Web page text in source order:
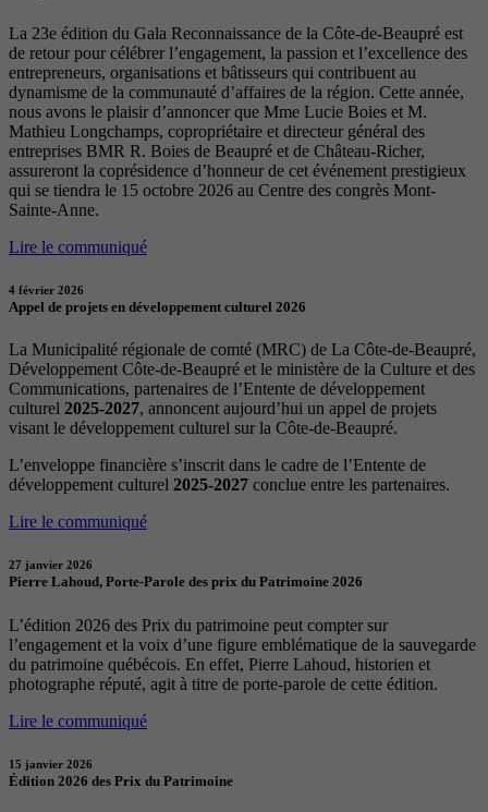
La 23e édition du Gala Reconnaissance de la Côte-de-Beaupré est
de retour pour célébrer l’engagement, la passion et l’excellence des
entrepreneurs, organisations et bâtisseurs qui contribuent au
dynamisme de la communauté d’affaires de la région. Cette année,
nous avons le plaisir d’annoncer que Mme Lucie Boies et M.
Mathieu Longchamps, copropriétaire et directeur général des
entreprises BMR R. Boies de Beaupré et de Château-Richer,
assureront la coprésidence d’honneur de cet événement prestigieux
qui se tiendra le 15 octobre 2026 au Centre des congrès Mont-
Sainte-Anne.
Lire le communiqué
4 février 2026
Appel de projets en développement culturel 2026
La Municipalité régionale de comté (MRC) de La Côte-de-Beaupré,
Développement Côte-de-Beaupré et le ministère de la Culture et des
Communications, partenaires de l’Entente de développement
culturel 2025-2027, annoncent aujourd’hui un appel de projets
visant le développement culturel sur la Côte-de-Beaupré.
L’enveloppe financière s’inscrit dans le cadre de l’Entente de
développement culturel 2025-2027 conclue entre les partenaires.
Lire le communiqué
27 janvier 2026
Pierre Lahoud, Porte-Parole des prix du Patrimoine 2026
L’édition 2026 des Prix du patrimoine peut compter sur
l’engagement et la voix d’une figure emblématique de la sauvegarde
du patrimoine québécois. En effet, Pierre Lahoud, historien et
photographe réputé, agit à titre de porte-parole de cette édition.
Lire le communiqué
15 janvier 2026
Édition 2026 des Prix du Patrimoine